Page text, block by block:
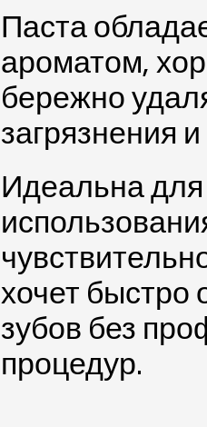
Паста
ароматом,
бережно
загрязнения
Идеальна
хочет быстро
зубов без
процедур.